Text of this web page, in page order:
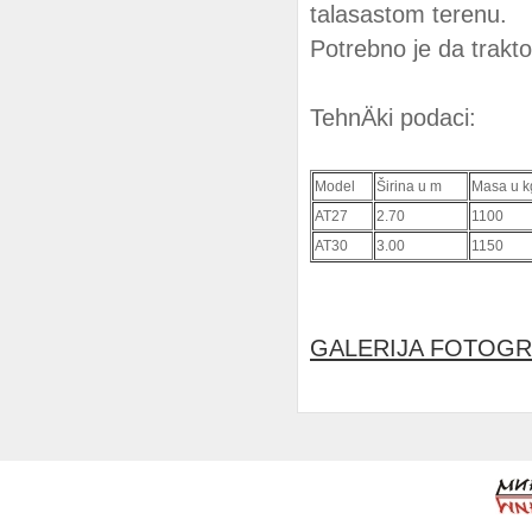
talasastom terenu.
Potrebno je da
TehnÄki podaci:
Model Širina u m
Masa u
AT27
2.70
1100
AT30
3.00 1150
GALERIJA